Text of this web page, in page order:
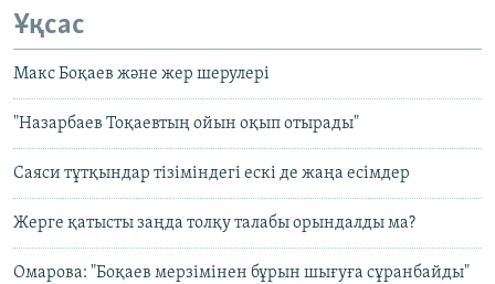
Ұқсас
Макс Боқаев және жер шерулері
"Назарбаев Тоқаевтың ойын оқып отырады"
Саяси тұтқындар тізіміндегі ескі де жаңа есімдер
Жерге қатысты заңда толқу талабы орындалды ма?
Омарова: "Боқаев мерзімінен бұрын шығуға сұранбайды"